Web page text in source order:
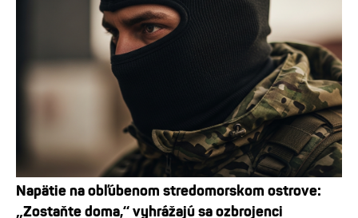
Napätie na obľúbenom stredomorskom ostrove:
„Zostaňte doma,“ vyhrážajú sa ozbrojenci